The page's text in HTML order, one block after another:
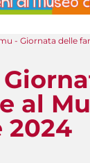
- Giornata delle
al
2024